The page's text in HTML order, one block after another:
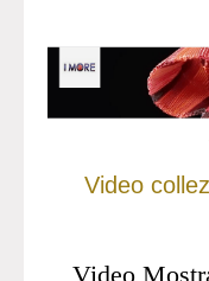
Video
Video